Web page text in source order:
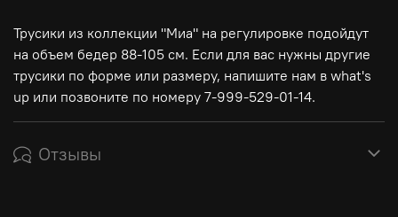
Трусики из коллекции "Миа" на регулировке подойдут
на объем бедер 88-105 см. Если для вас нужны другие
трусики по форме или размеру, напишите нам в what's
up или позвоните по номеру 7-999-529-01-14.
Отзывы